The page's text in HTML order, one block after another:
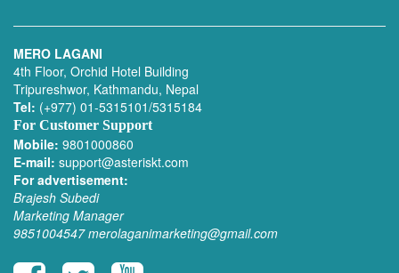
MERO LAGANI
4th Floor, Orchid Hotel Building
Tripureshwor, Kathmandu, Nepal
Tel: (+977) 01-5315101/5315184
For Customer Support
Mobile: 9801000860
E-mail: support@asteriskt.com
For advertisement:
Brajesh Subedi
Marketing Manager
9851004547 merolaganimarketing@gmail.com